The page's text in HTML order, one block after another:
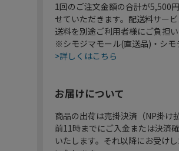
1回のご注文金額の合計が5,500
せていただきます。配送料サー
送料を別途ご利用者様にご負担い
※シモジマモール(直送品)・シモ
>詳しくはこちら
お届けについて
商品の出荷は売掛決済（NP掛け
前11時までにご入金または決済
いたします。それ以降にお受け